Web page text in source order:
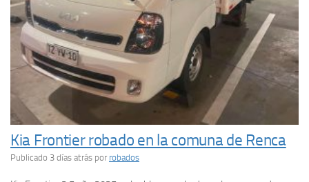
Kia Frontier robado en la comuna de Renca
Publicado 3 días atrás por robados